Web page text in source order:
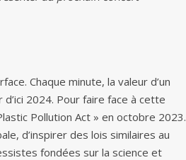
Chaque minute, la valeur d’un
2024. Pour faire face à cette
Pollution Act » en octobre 2023.
d’inspirer des lois similaires au
fondées sur la science et